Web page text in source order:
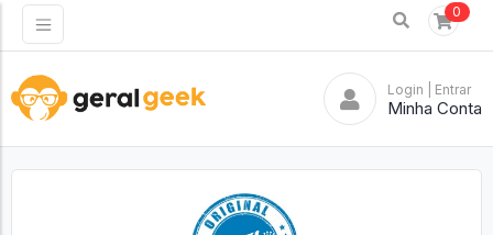
0
Login | Entrar
Minha Conta